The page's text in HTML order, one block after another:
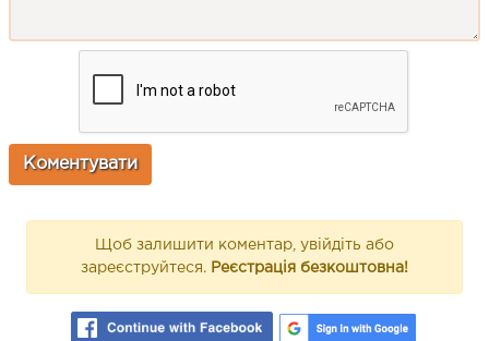
Щоб залишити коментар, увійдіть або
зареєструйтеся. Реєстрація безкоштовна!